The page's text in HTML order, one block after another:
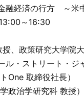
経済の行方 ～米
～16:30
、政策研究大学院大
・ストリート・ジ
One 取締役社長）
政治学研究科 教授）